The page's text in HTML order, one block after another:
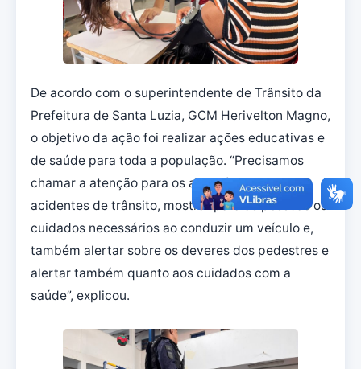
De acordo com o superintendente de Trânsito da
Prefeitura de Santa Luzia, GCM Herivelton Magno,
o objetivo da ação foi realizar ações educativas e
de saúde para toda a população. “Precisamos
chamar a atenção para os autos índices de
acidentes de trânsito, mostrar para as pessoas os
cuidados necessários ao conduzir um veículo e,
também alertar sobre os deveres dos pedestres e
alertar também quanto aos cuidados com a
saúde”, explicou.